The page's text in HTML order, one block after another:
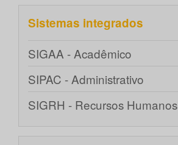
Sistemas integrados
SIGAA - Acadêmico
SIPAC - Administrativo
SIGRH - Recursos Humanos